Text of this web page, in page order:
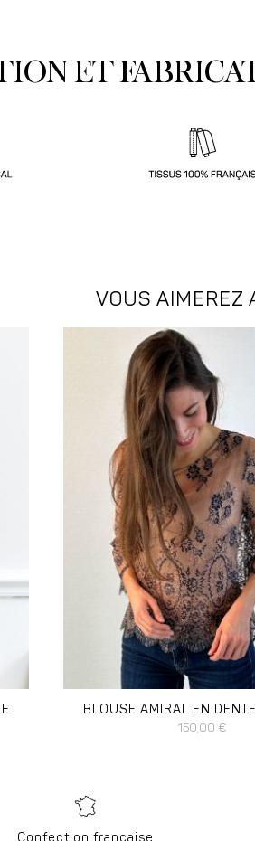
ET
VOUS AIMEREZ
DISPONIBLE EN :
42 44 46
BLOUSE AMIRAL EN
150,00 €